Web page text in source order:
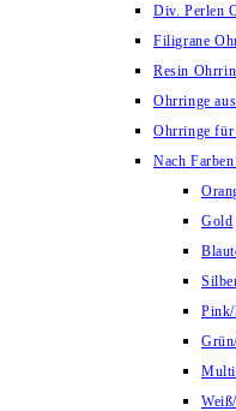
Div. Perlen
Filigrane
Resin
Ohrringe
Ohrringe
Nach
Gold